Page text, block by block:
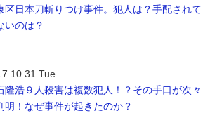
区日本刀斬りつけ事件。犯人は？手配されて
いのは？
Tue
隆浩９人殺害は複数犯人！？その手口が次々
明！なぜ事件が起きたのか？